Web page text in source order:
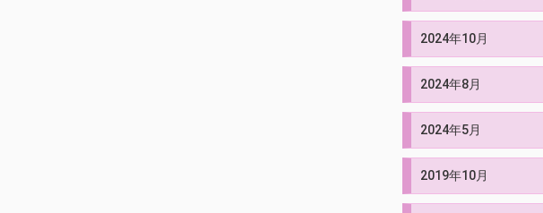
2024年10月
2024年8月
2024年5月
2019年10月